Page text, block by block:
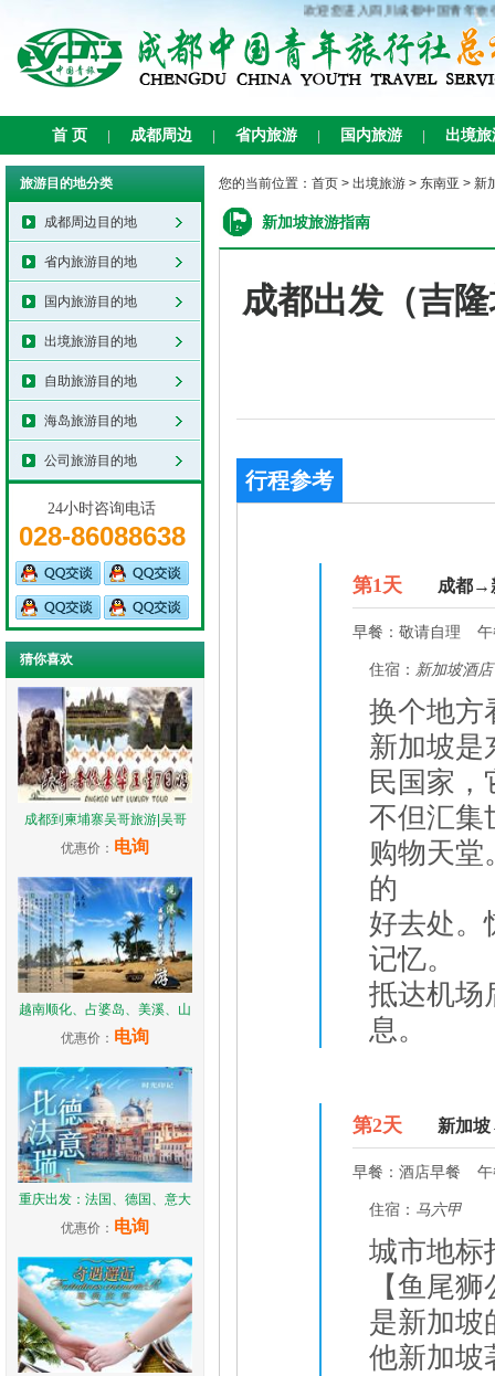
欢迎您进入四川成都中国青年旅行
首 页 成都周边 省内旅游 国内旅游 出境旅
旅游目的地分类
成都周边目的地
省内旅游目的地
国内旅游目的地
出境旅游目的地
自助旅游目的地
海岛旅游目的地
公司旅游目的地
24小时咨询电话
028-86088638
猜你喜欢
成都到柬埔寨吴哥旅游|吴哥
优惠价： 电询
越南顺化、占婆岛、美溪、山
优惠价： 电询
重庆出发：法国、德国、意大
优惠价： 电询
您的当前位置： 首页 > 出境旅游 > 东南亚 > 新
新加坡旅游指南
成都出发（吉
行程参考
第1天 成都→
早餐： 敬请自理
住宿： 新加坡酒店
换个地方
新加坡是
民国家
不但汇集
购物天堂
的
好去处。
记忆。
抵达机场
息。
第2天 新加
早餐： 酒店早餐
住宿： 马六甲
城市地标
【鱼尾
是新加坡
他新加坡